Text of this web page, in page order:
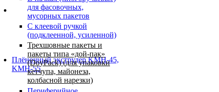
Плёночный экструдер KMH-45,
KMH-55
для фасовочных,
мусорных пакетов
С клеевой ручкой
(подклеенной, усиленной)
Трехшовные пакеты и
пакеты типа «дой-пак»
(DoyPack) (для упаковки
кетчупа, майонеза,
колбасной нарезки)